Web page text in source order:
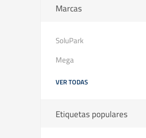
Marcas
SoluPark
Mega
VER TODAS
Etiquetas populares